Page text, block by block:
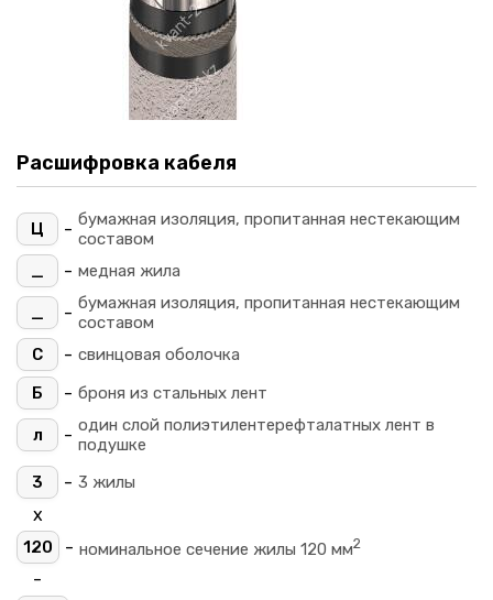
Расшифровка кабеля
Ц - бумажная изоляция, пропитанная нестекающим
составом
_
- медная жила
_ - бумажная изоляция, пропитанная нестекающим
составом
С
- свинцовая оболочка
Б
- броня из стальных лент
л - один слой полиэтилентерефталатных лент в
подушке
3
- 3 жилы
х
120 - номинальное сечение жилы 120 мм2
-